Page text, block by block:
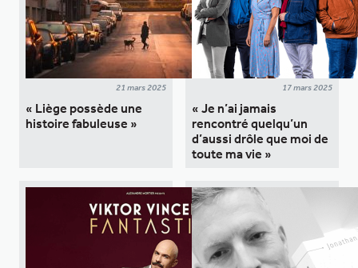
21 mars 2025
« Liège possède une
histoire fabuleuse »
17 mars 2025
« Je n’ai jamais
rencontré quelqu’un
d’aussi drôle que moi de
toute ma vie »